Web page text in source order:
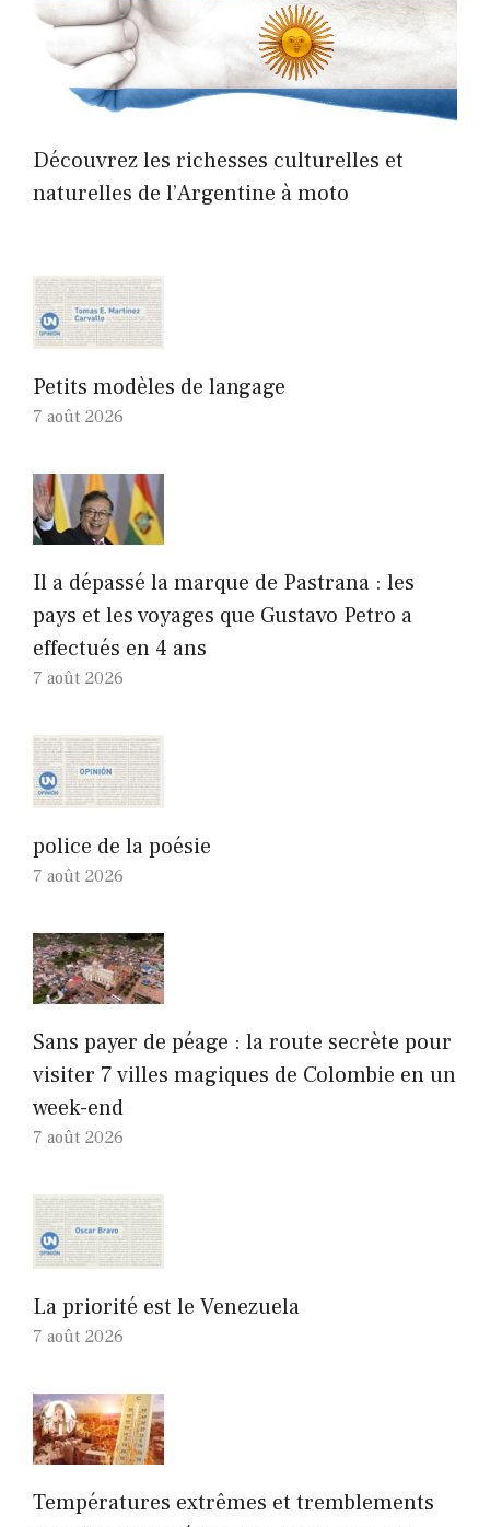
Découvrez les richesses culturelles et
naturelles de l’Argentine à moto
Petits modèles de langage
7 août 2026
Il a dépassé la marque de Pastrana : les
pays et les voyages que Gustavo Petro a
effectués en 4 ans
7 août 2026
police de la poésie
7 août 2026
Sans payer de péage : la route secrète pour
visiter 7 villes magiques de Colombie en un
week-end
7 août 2026
La priorité est le Venezuela
7 août 2026
Températures extrêmes et tremblements